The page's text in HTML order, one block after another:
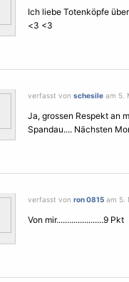
Ich liebe Totenköpfe
<3 <3
verfasst von schesile am 5.
Ja, grossen Respekt an
Spandau.... Nächsten
verfasst von ron 0815 am 5.
Von mir......................9 Pkt